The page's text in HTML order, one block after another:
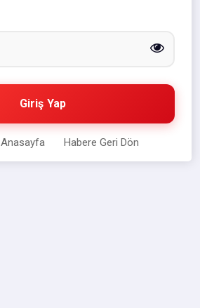
Giriş Yap
Anasayfa Habere Geri Dön